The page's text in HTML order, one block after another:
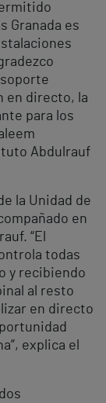
Granada es
en directo, la
para los
Abdulrauf
la Unidad de
en
“El
todas
y recibiendo
al resto
en directo
explica el